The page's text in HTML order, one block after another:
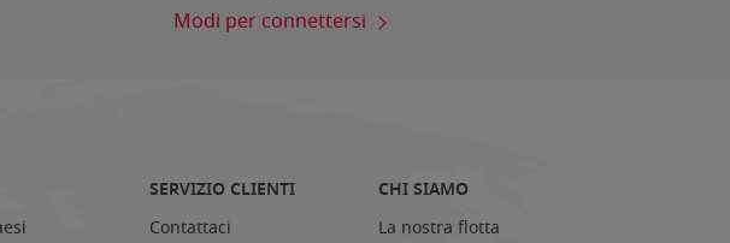
Modi per connettersi
SERVIZIO CLIENTI
Contattaci
CHI SIAMO
La nostra flotta